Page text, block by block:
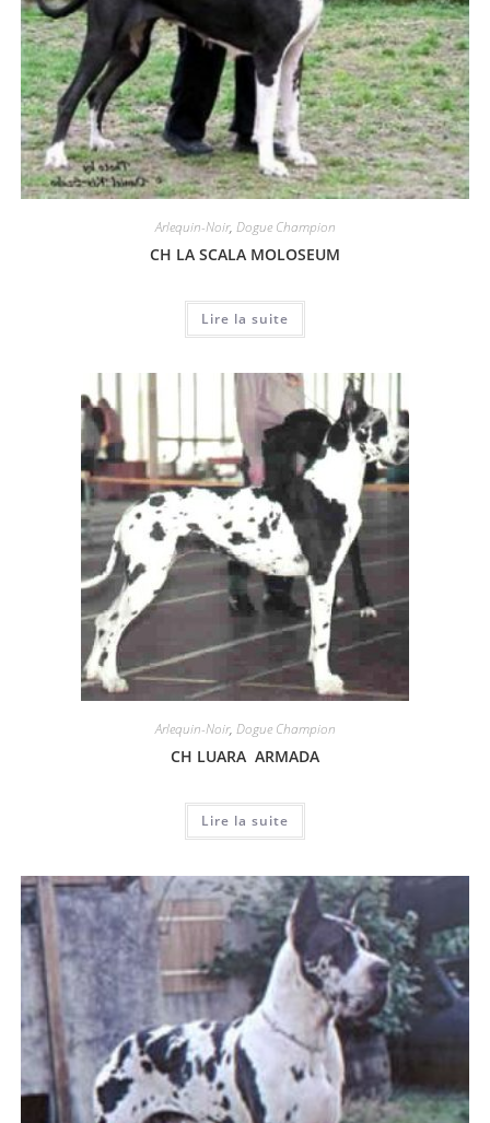
Arlequin-Noir, Dogue Champion
CH LA SCALA MOLOSEUM
Lire la suite
Arlequin-Noir, Dogue Champion
CH LUARA ARMADA
Lire la suite